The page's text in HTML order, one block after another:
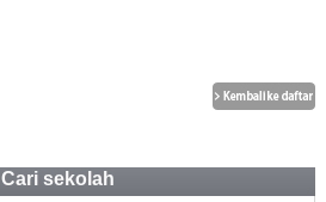
Cari sekolah